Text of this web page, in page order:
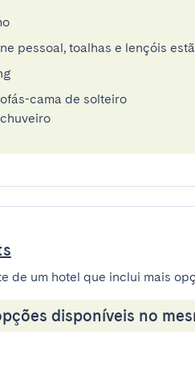
pessoal, toalhas e lençóis
cama de solteiro
de um hotel que inclui mais
disponíveis no